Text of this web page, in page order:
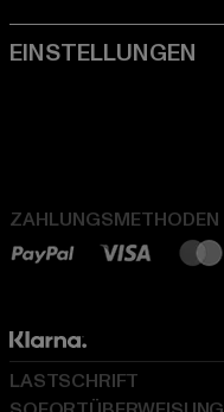
ZAHLUNGSMETHODEN
LASTSCHRIFT